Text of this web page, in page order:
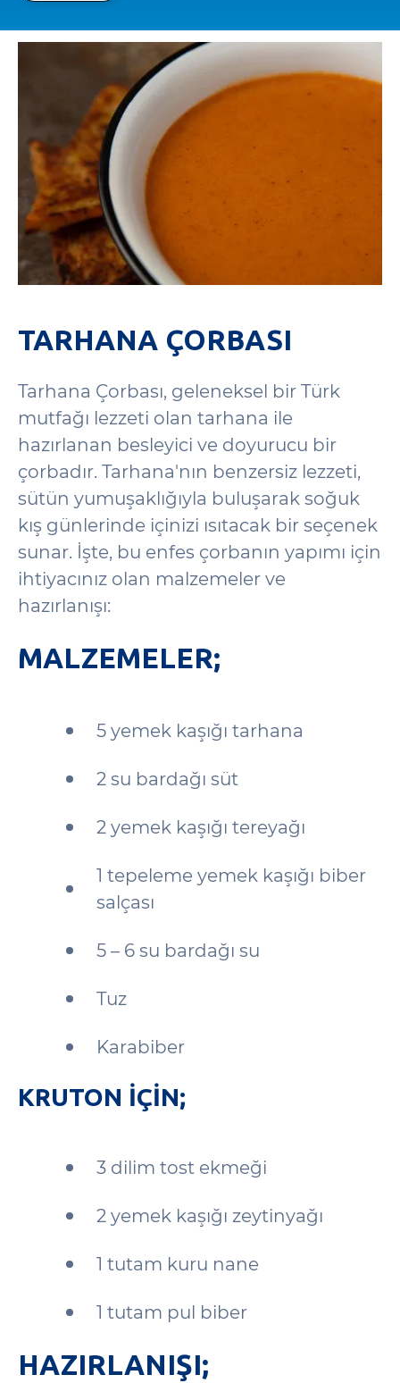
TARHANA ÇORBASI
Tarhana Çorbası, geleneksel bir Türk
mutfağı lezzeti olan tarhana ile
hazırlanan besleyici ve doyurucu bir
çorbadır. Tarhana'nın benzersiz lezzeti,
sütün yumuşaklığıyla buluşarak soğuk
kış günlerinde içinizi ısıtacak bir seçenek
sunar. İşte, bu enfes çorbanın yapımı için
ihtiyacınız olan malzemeler ve
hazırlanışı:
MALZEMELER;
5 yemek kaşığı tarhana
2 su bardağı süt
2 yemek kaşığı tereyağı
1 tepeleme yemek kaşığı biber
salçası
5 – 6 su bardağı su
Tuz
Karabiber
KRUTON IÇIN;
3 dilim tost ekmeği
2 yemek kaşığı zeytinyağı
1 tutam kuru nane
1 tutam pul biber
HAZIRLANIŞI;